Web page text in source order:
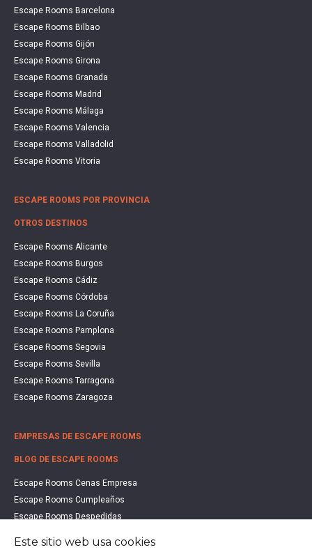
Escape Rooms Barcelona
Escape Rooms Bilbao
Escape Rooms Gijón
Escape Rooms Girona
Escape Rooms Granada
Escape Rooms Madrid
Escape Rooms Málaga
Escape Rooms Valencia
Escape Rooms Valladolid
Escape Rooms Vitoria
ESCAPE ROOMS POR PROVINCIA
OTROS DESTINOS
Escape Rooms Alicante
Escape Rooms Burgos
Escape Rooms Cádiz
Escape Rooms Córdoba
Escape Rooms La Coruña
Escape Rooms Pamplona
Escape Rooms Segovia
Escape Rooms Sevilla
Escape Rooms Tarragona
Escape Rooms Zaragoza
EMPRESAS DE ESCAPE ROOMS
BLOG DE ESCAPE ROOMS
Escape Rooms Cenas Empresa
Escape Rooms Cumpleaños
Escape Rooms Despedidas
Escape Rooms Familias
Este sitio web usa cookies